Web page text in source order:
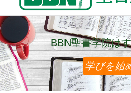
BBN聖書学院は
BBN聖書学院は
学びを始